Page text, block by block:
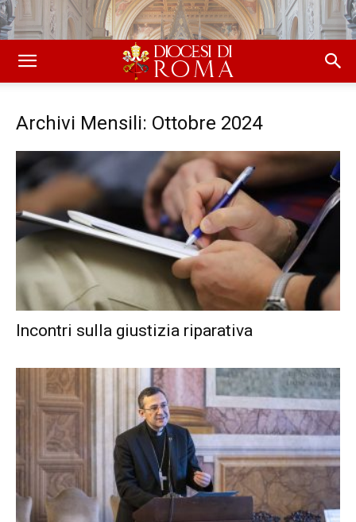
Archivi Mensili: Ottobre 2024
Incontri sulla giustizia riparativa